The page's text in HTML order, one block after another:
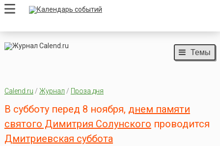
Темы
Calend.ru / Журнал / Проза дня
В субботу перед 8 ноября, днем памяти
святого Димитрия Солунского проводится
Дмитриевская суббота